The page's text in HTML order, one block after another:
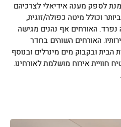
לספק מענה אידיאלי לצרכיהם
וכולל מיטה כפולה/זוגית,
האורחים אף נהנים מגישה
האורחים השוהים בחדר
ובקבוק מים מינרלים ובנוסף
חוויית אירוח מושלמת לאורחינו.